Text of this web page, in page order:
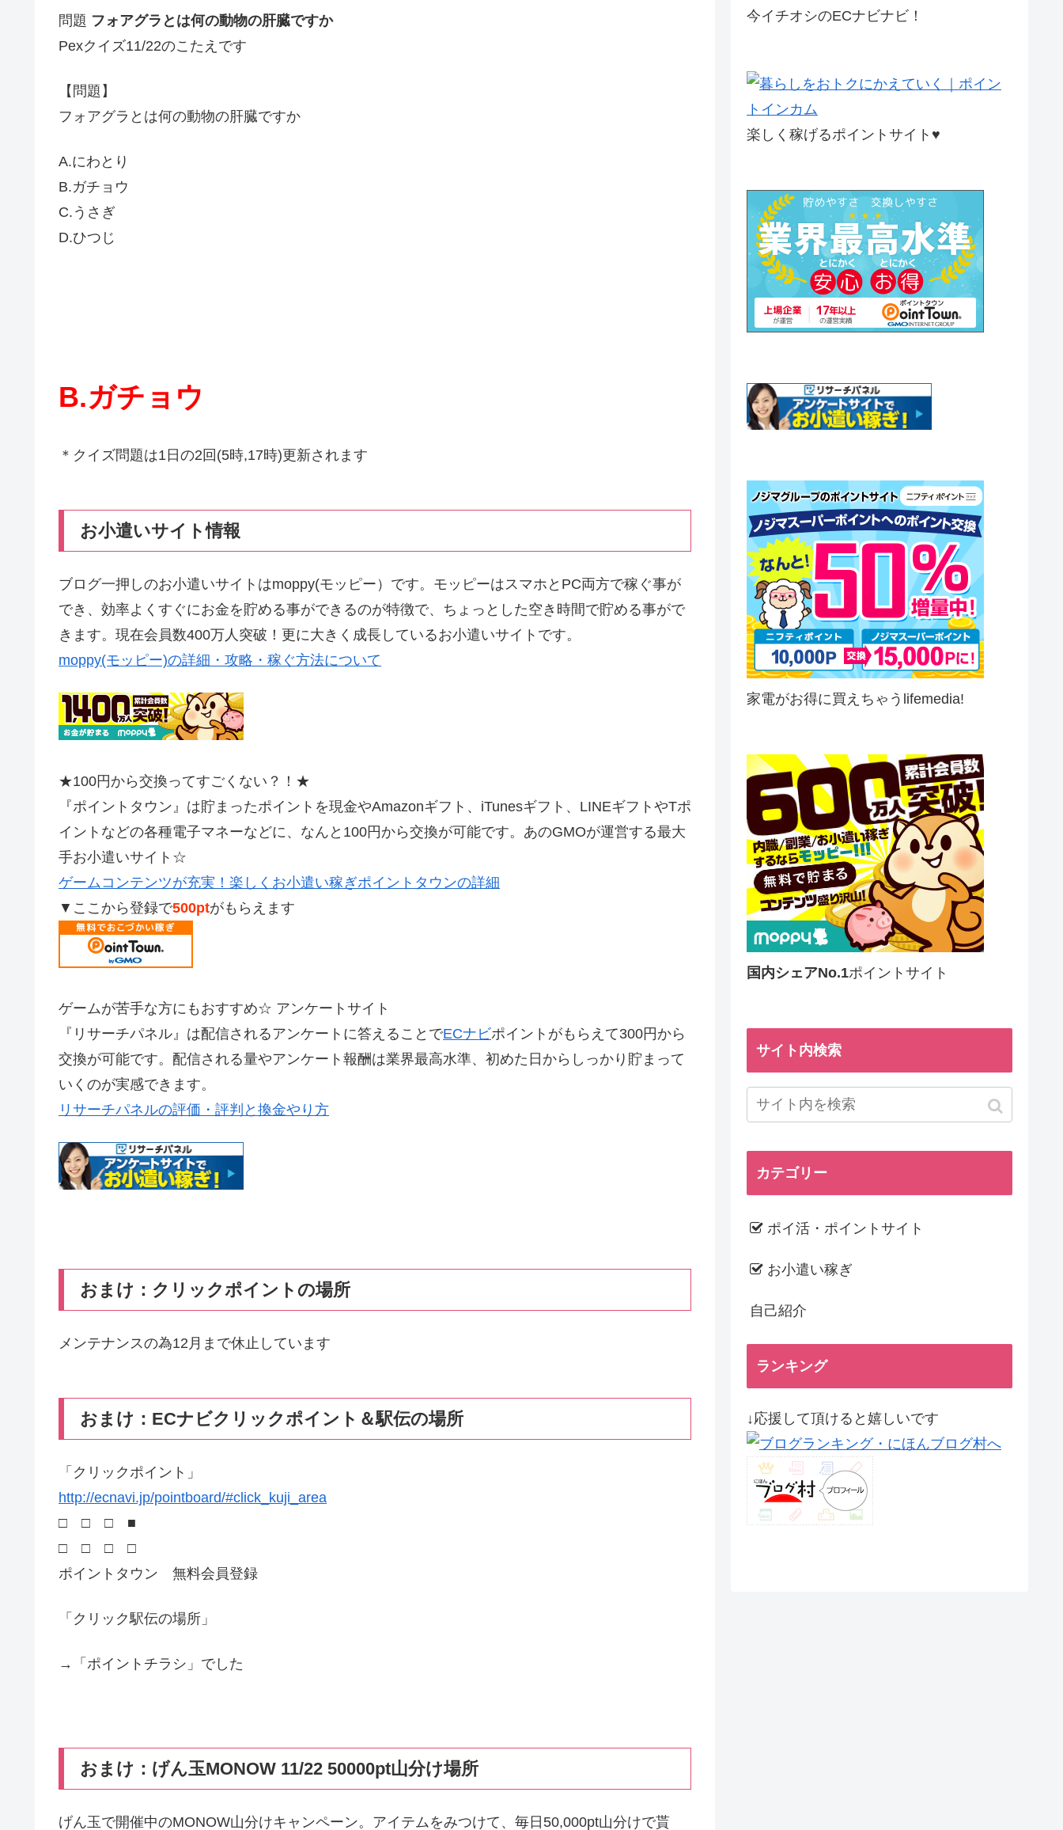
問題 フォアグラとは何の動物の肝臓ですか
Pexクイズ11/22のこたえです
【問題】
フォアグラとは何の動物の肝臓ですか
A.にわとり
B.ガチョウ
C.うさぎ
D.ひつじ
B.ガチョウ
＊クイズ問題は1日の2回(5時,17時)更新されます
お小遣いサイト情報
ブログ一押しのお小遣いサイトはmoppy(モッピー）です。モッピーはスマホとPC両方で稼ぐ事が
でき、効率よくすぐにお金を貯める事ができるのが特徴で、ちょっとした空き時間で貯める事がで
きます。現在会員数400万人突破！更に大きく成長しているお小遣いサイトです。
moppy(モッピー)の詳細・攻略・稼ぐ方法について
★100円から交換ってすごくない？！★
『ポイントタウン』は貯まったポイントを現金やAmazonギフト、iTunesギフト、LINEギフトやTポ
イントなどの各種電子マネーなどに、なんと100円から交換が可能です。あのGMOが運営する最大
手お小遣いサイト☆
ゲームコンテンツが充実！楽しくお小遣い稼ぎポイントタウンの詳細
▼ここから登録で500ptがもらえます
ゲームが苦手な方にもおすすめ☆ アンケートサイト
『リサーチパネル』は配信されるアンケートに答えることでECナビポイントがもらえて300円から
交換が可能です。配信される量やアンケート報酬は業界最高水準、初めた日からしっかり貯まって
いくのが実感できます。
リサーチパネルの評価・評判と換金やり方
おまけ：クリックポイントの場所
メンテナンスの為12月まで休止しています
おまけ：ECナビクリックポイント＆駅伝の場所
「クリックポイント」
http://ecnavi.jp/pointboard/#click_kuji_area
□ □ □ ■
□ □ □ □
ポイントタウン 無料会員登録
「クリック駅伝の場所」
→「ポイントチラシ」でした
おまけ：げん玉MONOW 11/22 50000pt山分け場所
げん玉で開催中のMONOW山分けキャンペーン。アイテムをみつけて、毎日50,000pt山分けで貰
今イチオシのECナビナビ！
楽しく稼げるポイントサイト♥
家電がお得に買えちゃうlifemedia!
国内シェアNo.1ポイントサイト
サイト内検索
カテゴリー
ポイ活・ポイントサイト
お小遣い稼ぎ
自己紹介
ランキング
↓応援して頂けると嬉しいです